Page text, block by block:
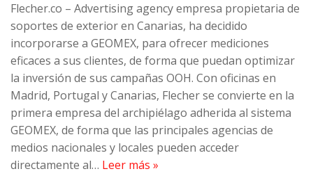
Flecher.co – Advertising agency empresa propietaria de
soportes de exterior en Canarias, ha decidido
incorporarse a GEOMEX, para ofrecer mediciones
eficaces a sus clientes, de forma que puedan optimizar
la inversión de sus campañas OOH. Con oficinas en
Madrid, Portugal y Canarias, Flecher se convierte en la
primera empresa del archipiélago adherida al sistema
GEOMEX, de forma que las principales agencias de
medios nacionales y locales pueden acceder
directamente al… Leer más »